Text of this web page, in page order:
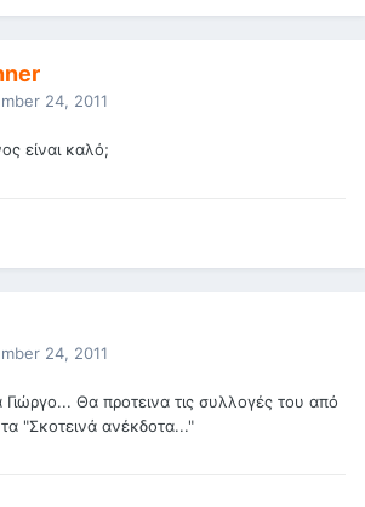
24, 2011
είναι καλό;
24, 2011
Γιώργο... Θα προτεινα τις συλλογές του από
"Σκοτεινά ανέκδοτα..."